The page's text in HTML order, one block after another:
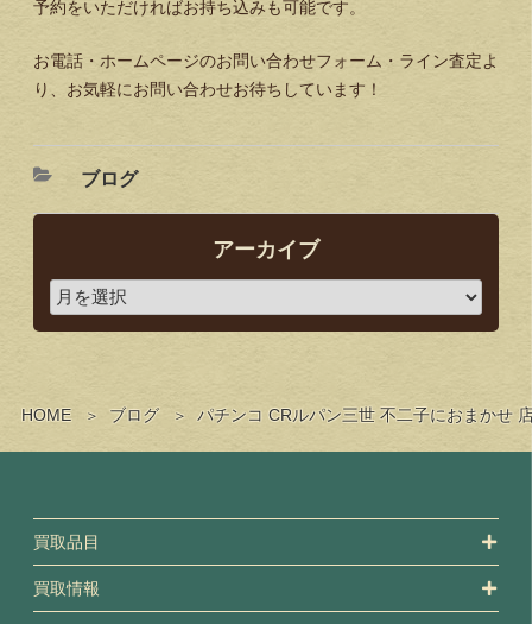
HOME ブログ パチンコ CRルパン三世 不二子におまかせ
予約をいただければお持ち込みも可能です。
お電話・ホームページのお問い合わせフォーム・ライン査定よ
り、お気軽にお問い合わせお待ちしています！
ブログ
アーカイブ
買取品目
買取情報